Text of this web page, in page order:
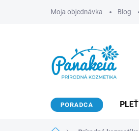
Moja objednávka Blog
PORADCA PLEŤ